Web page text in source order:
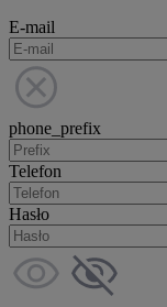
E-mail
phone_prefix
Telefon
Hasło